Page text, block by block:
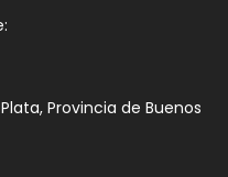
Plata, Provincia de Buenos